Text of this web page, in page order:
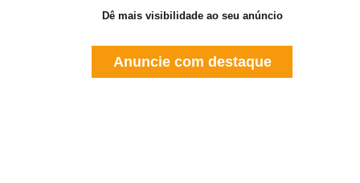
Dê mais visibilidade ao seu anúncio
Anuncie com destaque